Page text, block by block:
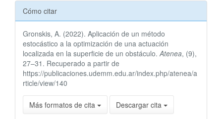
Detalles
del
artículo
Cómo citar
Gronskis, A. (2022). Aplicación de un método
estocástico a la optimización de una actuación
localizada en la superficie de un obstáculo.Atenea, (9),
27–31. Recuperado a partir de
https://publicaciones.udemm.edu.ar/index.php/atenea/a
rticle/view/140
Más formatos de cita Descargar cita